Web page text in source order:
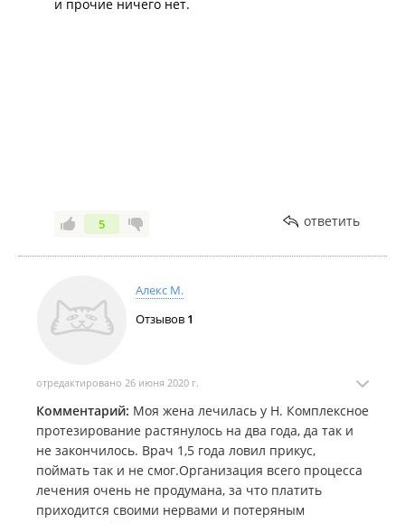
собственно достаточно.
и прочие ничего нет.
5 ответить
Алекс М.
Отзывов 1
отредактировано 26 июня 2020 г.
Комментарий: Моя жена лечилась у Н. Комплексное
протезирование растянулось на два года, да так и
не закончилось. Врач 1,5 года ловил прикус,
поймать так и не смог.Организация всего процесса
лечения очень не продумана, за что платить
приходится своими нервами и потеряным